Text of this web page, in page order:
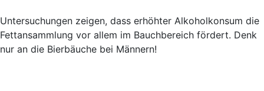
Untersuchungen zeigen, dass erhöhter Alkoholkonsum die
Fettansammlung vor allem im Bauchbereich fördert. Denk
nur an die Bierbäuche bei Männern!